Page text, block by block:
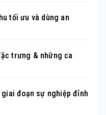
tối ưu và dùng an
trưng & những ca
đoạn sự nghiệp đỉnh